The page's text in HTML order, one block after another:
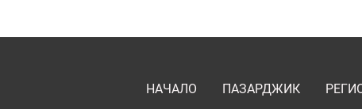
НАЧАЛО ПАЗАРДЖИК